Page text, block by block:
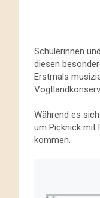
Schülerinnen
diesen
Erstmals
Während es
um Picknick mit
kommen.